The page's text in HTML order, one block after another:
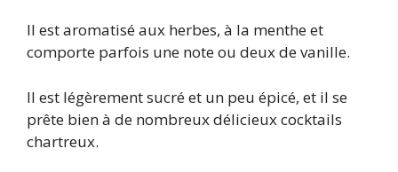
Il est aromatisé aux herbes, à la menthe et
comporte parfois une note ou deux de vanille.
Il est légèrement sucré et un peu épicé, et il se
prête bien à de nombreux délicieux cocktails
chartreux.